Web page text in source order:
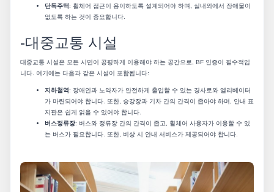
단독주택: 휠체어 접근이 용이하도록 설계되어야 하며, 실내외에서 장애물이
없도록 하는 것이 중요합니다.
-대중교통 시설
대중교통 시설은 모든 시민이 공평하게 이용해야 하는 공간으로, BF 인증이 필수적입
니다. 여기에는 다음과 같은 시설이 포함됩니다:
지하철역 : 장애인과 노약자가 안전하게 출입할 수 있는 경사로와 엘리베이터
가 마련되어야 합니다. 또한, 승강장과 기차 간의 간격이 좁아야 하며, 안내 표
지판은 쉽게 읽을 수 있어야 합니다.
버스정류장: 버스와 정류장 간의 간격이 좁고, 휠체어 사용자가 이용할 수 있
는 버스가 필요합니다. 또한, 비상 시 안내 서비스가 제공되어야 합니다.